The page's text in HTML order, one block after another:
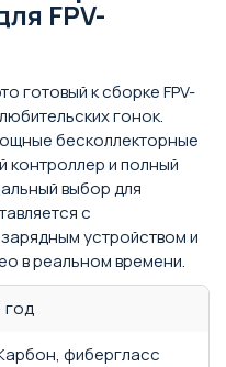
FPV-
готовый к сборке FPV-
гонок.
бесколлекторные
и полный
выбор для
с
устройством и
в реальном времени.
год
фибергласс